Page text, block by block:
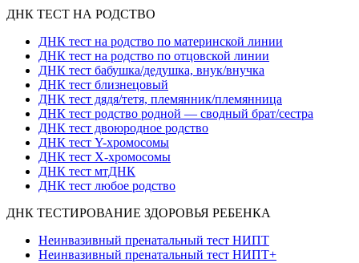
ДНК ТЕСТ НА РОДСТВО
ДНК тест на родство по материнской линии
ДНК тест на родство по отцовской линии
ДНК тест бабушка/дедушка, внук/внучка
ДНК тест близнецовый
ДНК тест дядя/тетя, племянник/племянница
ДНК тест родство родной — сводный брат/сестра
ДНК тест двоюродное родство
ДНК тест Y-хромосомы
ДНК тест X-хромосомы
ДНК тест мтДНК
ДНК тест любое родство
ДНК ТЕСТИРОВАНИЕ ЗДОРОВЬЯ РЕБЕНКА
Неинвазивный пренатальный тест НИПТ
Неинвазивный пренатальный тест НИПТ+